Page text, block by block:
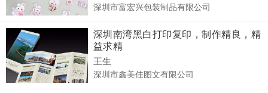
深圳市富宏兴包装制品有限公司
深圳南湾黑白打印复印，制作精良，精
益求精
王生
深圳市鑫美佳图文有限公司